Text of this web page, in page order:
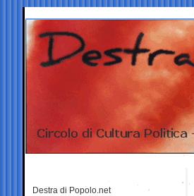
Destra di Popolo.net